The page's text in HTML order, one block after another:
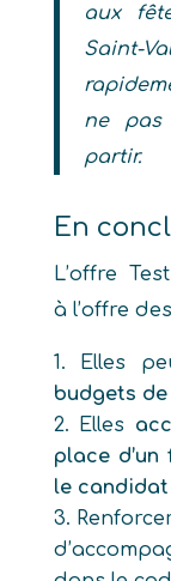
aux
Saint-
ne pas
partir.
En
L’offre
à l’offre
Elles
budgets
Elles
place
le candidat